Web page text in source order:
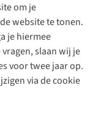
om je
website te tonen.
je hiermee
slaan wij je
voor twee jaar op.
via de cookie
voorwaarden